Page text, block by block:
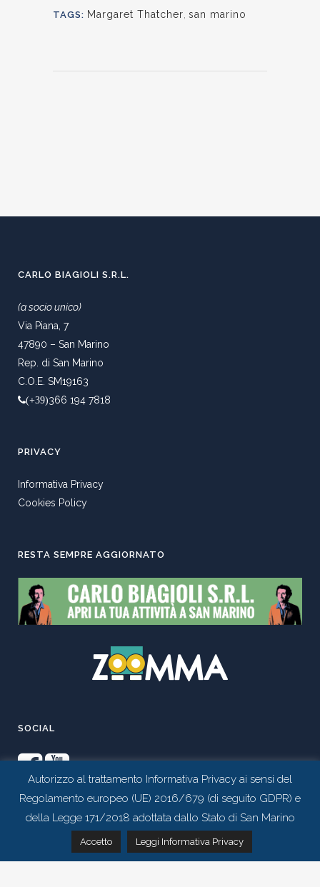
TAGS: Margaret Thatcher san marino
CARLO BIAGIOLI S.R.L.
(a socio unico)
Via Piana, 7
47890 – San Marino
Rep. di San Marino
C.O.E. SM19163
(+39)366 194 7818
PRIVACY
Informativa Privacy
Cookies Policy
RESTA SEMPRE AGGIORNATO
SOCIAL
Realizzato daStudio 99
Autorizzo al trattamento Informativa Privacy ai sensi del
Regolamento europeo (UE) 2016/679 (di seguito GDPR) e
della Legge 171/2018 adottata dallo Stato di San Marino
Accetto Leggi Informativa Privacy
Contattaci tramite whatsapp